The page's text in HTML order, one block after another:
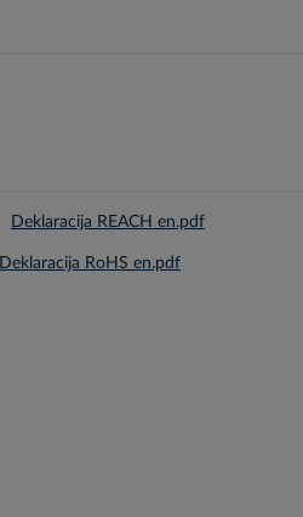
Deklaracija REACH en.pdf
Deklaracija RoHS en.pdf